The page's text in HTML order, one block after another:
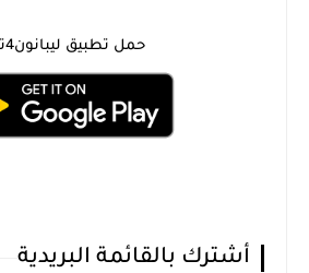
حمل تطبيق ليبانون4تك
أشترك بالقائمة البريدية